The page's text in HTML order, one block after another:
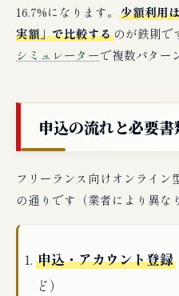
16.7%になります。 少額利用
実額」で比較するのが鉄則で
シミュレーターで複数パター
申込の流れと必要書
フリーランス向けオンライ
の通りです（業者により異な
申込・アカウント登録
ど）